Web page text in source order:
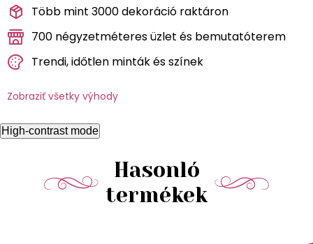
Több mint 3000 dekoráció raktáron
700 négyzetméteres üzlet és bemutatóterem
Trendi, időtlen minták és színek
Zobraziť všetky výhody
High-contrast mode
Hasonló
termékek